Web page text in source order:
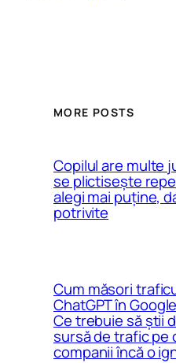
MORE POSTS
Copilul are multe
se plictisește
alegi mai puține,
potrivite
Cum măsori
ChatGPT în
Ce trebuie să știi
sursă de trafic pe
companii încă o